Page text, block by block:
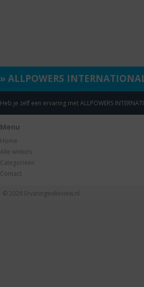
» ALLPOWERS
Heb je zelf een ervaring met ALLPOWERS
Menu
Home
Alle winkels
Categorieën
Contact
© 2026 ErvaringenReview.nl